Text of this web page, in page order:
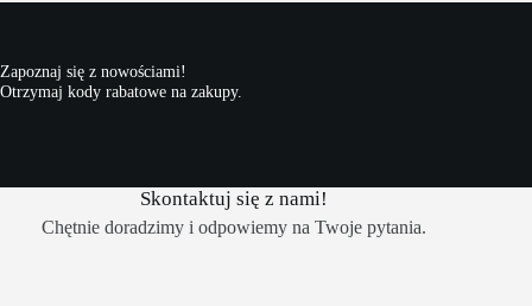
Zapoznaj się z nowościami!
Otrzymaj kody rabatowe na zakupy.
Skontaktuj się z nami!
Chętnie doradzimy i odpowiemy na Twoje pytania.